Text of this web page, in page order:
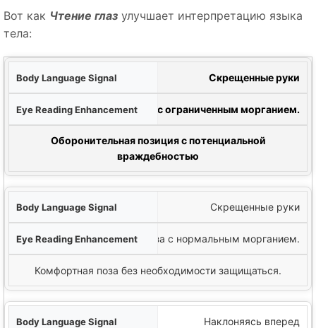
Вот как Чтение глаз улучшает интерпретацию языка
тела:
перевод
Скрещенные руки
Суженные глаза с ограниченным морганием.
Оборонительная позиция с потенциальной
враждебностью
Скрещенные руки
Расслабленные глаза с нормальным морганием.
Комфортная поза без необходимости защищаться.
Наклоняясь вперед